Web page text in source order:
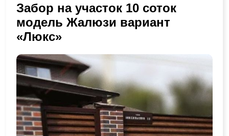
Забор на участок 10 соток
модель Жалюзи вариант
«Люкс»